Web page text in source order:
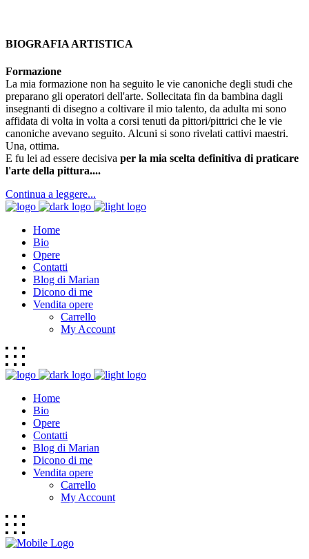
BIOGRAFIA ARTISTICA
Formazione
La mia formazione non ha seguito le vie canoniche degli studi che
preparano gli operatori dell'arte. Sollecitata fin da bambina dagli
insegnanti di disegno a coltivare il mio talento, da adulta mi sono
affidata di volta in volta a corsi tenuti da pittori/pittrici che le vie
canoniche avevano seguito. Alcuni si sono rivelati cattivi maestri.
Una, ottima.
E fu lei ad essere decisiva per la mia scelta definitiva di praticare
l'arte della pittura....
Continua a leggere...
Home
Bio
Opere
Contatti
Blog di Marian
Dicono di me
Vendita opere
Carrello
My Account
Home
Bio
Opere
Contatti
Blog di Marian
Dicono di me
Vendita opere
Carrello
My Account